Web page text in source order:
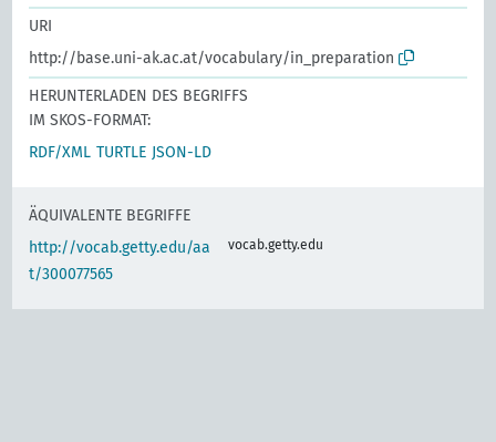
URI
http://base.uni-ak.ac.at/vocabulary/in_preparation
HERUNTERLADEN DES BEGRIFFS
IM SKOS-FORMAT:
RDF/XML TURTLE JSON-LD
ÄQUIVALENTE BEGRIFFE
http://vocab.getty.edu/aa
t/300077565
vocab.getty.edu